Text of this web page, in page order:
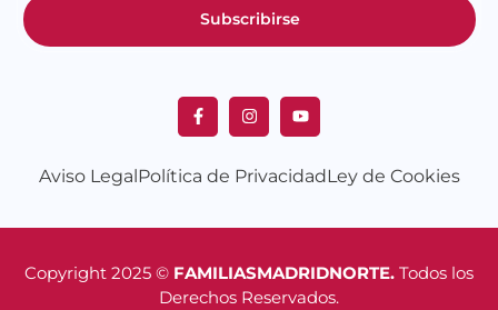
Subscribirse
Aviso LegalPolítica de PrivacidadLey de Cookies
Copyright 2025 © FAMILIASMADRIDNORTE. Todos los
Derechos Reservados.